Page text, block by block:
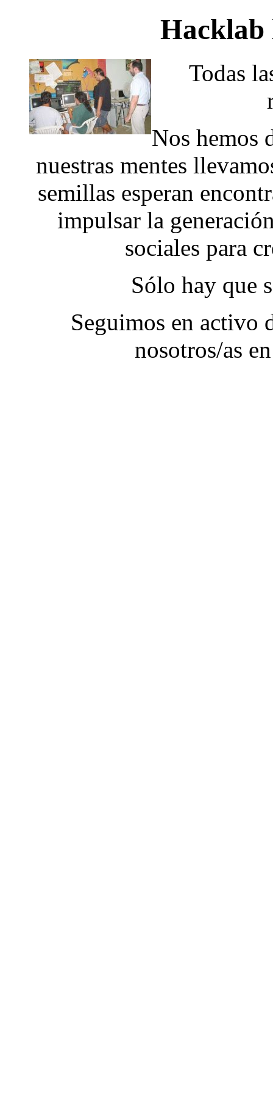
Hacklab
Todas
Nos hemos
nuestras mentes
semillas esperan
impulsar la
sociales para
Sólo hay que
Seguimos en activo
nosotros/as